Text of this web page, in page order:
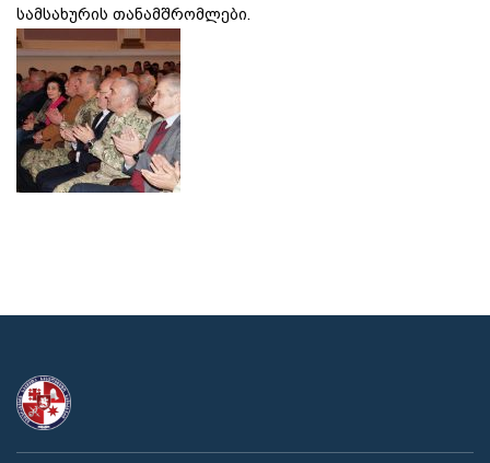
სამსახურის თანამშრომლები.